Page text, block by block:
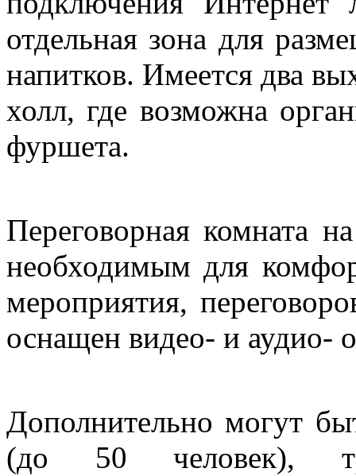
отдельная зона для
напитков. Имеется два
холл, где возможна
фуршета.
Переговорная комната
необходимым для
мероприятия,
оснащен видео- и аудио-
Дополнительно могут
(до 50 человек),